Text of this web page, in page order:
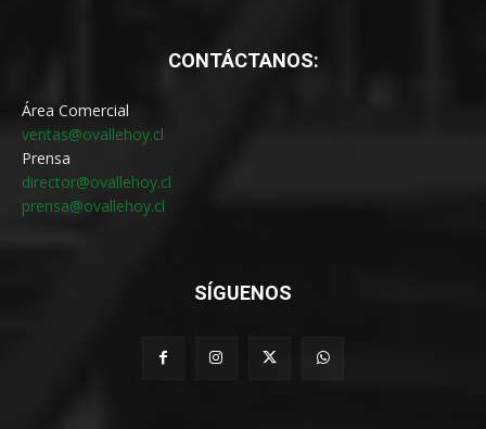
CONTÁCTANOS:
Área Comercial
ventas@ovallehoy.cl
Prensa
director@ovallehoy.cl
prensa@ovallehoy.cl
SÍGUENOS